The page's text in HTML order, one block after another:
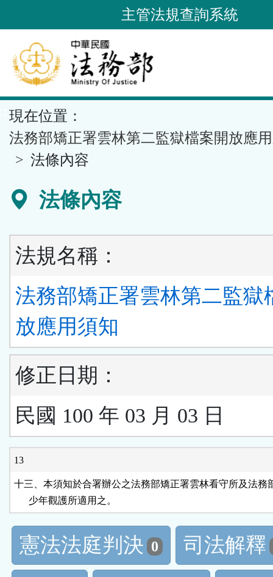
到
要
內
容
區
塊
主管法規查詢系統
現在位置：
法務部矯正署雲林第二監獄檔案開放應
法條內容
法條內容
法規名稱：
法務部矯正署雲林第二監獄
放應用須知
修正日期：
民國 100 年 03 月 03 日
13
十三、本須知於合署辦公之法務部矯正署雲林看守所及法務
      少年觀護所適用之。
憲法法庭判決 0
司法解釋